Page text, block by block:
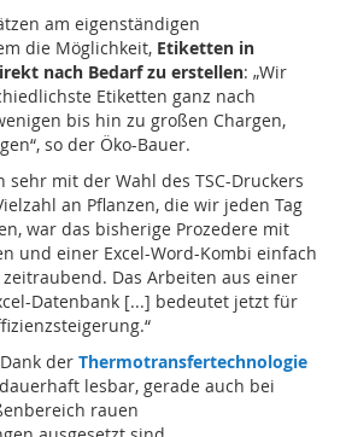
am eigenständigen
die Möglichkeit, Etiketten in
nach Bedarf zu erstellen: „Wir
Etiketten ganz nach
bis hin zu großen Chargen,
so der Öko-Bauer.
mit der Wahl des TSC-Druckers
an Pflanzen, die wir jeden Tag
war das bisherige Prozedere mit
und einer Excel-Word-Kombi einfach
Das Arbeiten aus einer
Datenbank [...] bedeutet jetzt für
der Thermotransfertechnologie
lesbar, gerade auch bei
rauen